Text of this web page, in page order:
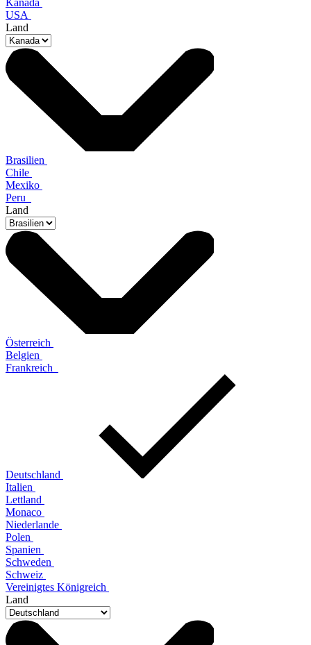
USA
Land
Brasilien
Chile
Mexiko
Peru
Land
Österreich
Belgien
Frankreich
Deutschland
Italien
Lettland
Monaco
Niederlande
Polen
Spanien
Schweden
Schweiz
Vereinigtes Königreich
Land